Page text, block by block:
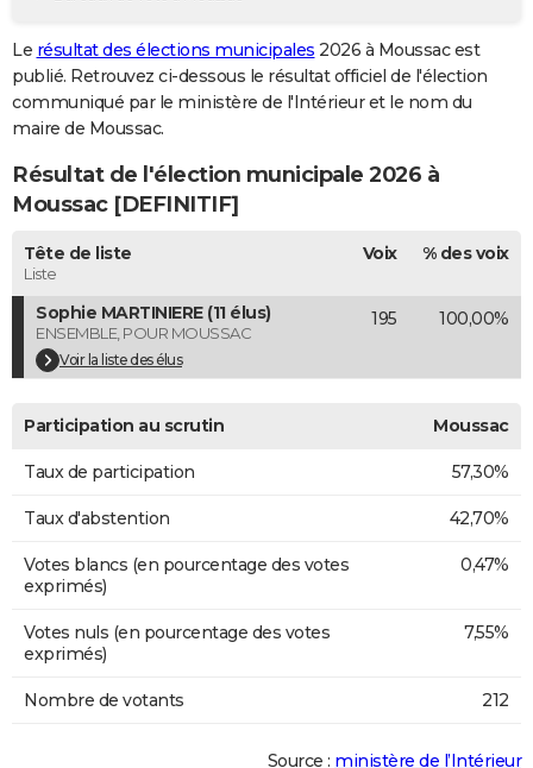
GUIDES D'ACHAT
BONS PLANS
CARTE DE VOEUX
Carte de Noël
Carte Bonne année
Carte Saint-Valentin
Carte Pâques
Carte d'anniversaire
DICTIONNAIRE
Dictionnaire
Biographies
Citations
Expressions
Proverbes
PROGRAMME TV
COPAINS D'AVANT
S'inscrire
Se connecter
Lycées
Collèges
Primaires
Universités
Entreprises
Service militaire
Avis de recherche
AVIS DE DÉCÈS
FORUM
Le résultat des élections municipales 2026 à Moussac est
publié. Retrouvez ci-dessous le résultat officiel de l'élection
communiqué par le ministère de l'Intérieur et le nom du
maire de Moussac.
Résultat de l'élection municipale 2026 à
Moussac [DEFINITIF]
Tête de liste
Liste
Voix % des voix
Sophie MARTINIERE (11 élus)
ENSEMBLE, POUR MOUSSAC
Voir la liste des élus
195 100,00%
Participation au scrutin Moussac
Taux de participation 57,30%
Taux d'abstention 42,70%
Votes blancs (en pourcentage des votes
exprimés)
0,47%
Votes nuls (en pourcentage des votes
exprimés)
7,55%
Nombre de votants 212
Source : ministère de l’Intérieur